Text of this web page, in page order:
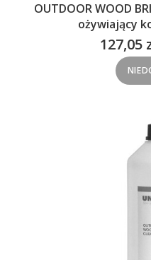
OUTDOOR WOOD
ożywiający
Cena
127,05